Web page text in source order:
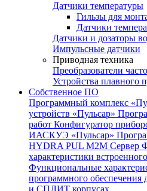
Датчики температуры
Гильзы для
Датчики
Датчики и дозаторы
Импульсные датчики
Приводная техника
Преобразователи
Устройства плавного
Собственное ПО
Программный комплекс
устройств «Пульсар»
работ Конфигуратор
ИАСКУЭ «Пульсар»
HYDRA PUL M2M Сервер
характеристики
Функциональные
программного обеспечения
и СПЛИТ корпусах